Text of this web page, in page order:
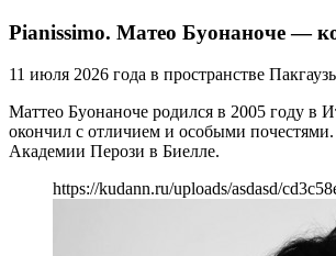
Pianissimo. Матео Буонаноче —
11 июля 2026 года в пространстве
Маттео Буонаноче родился в 2005 году в
окончил с отличием и особыми
Академии Перози в Биелле.
https://kudann.ru/uploads/asdasd/